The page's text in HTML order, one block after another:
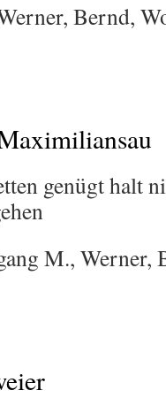
Bernd,
genügt halt
M., Werner,